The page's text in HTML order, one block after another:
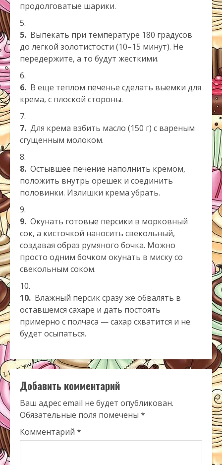
продолговатые шарики.
5. Выпекать при температуре 180 градусов
до легкой золотистости (10–15 минут). Не
передержите, а то будут жесткими.
6. В еще теплом печенье сделать выемки для
крема, с плоской стороны.
7. Для крема взбить масло (150 г) с вареным
сгущенным молоком.
8. Остывшее печение наполнить кремом,
положить внутрь орешек и соединить
половинки. Излишки крема убрать.
9. Окунать готовые персики в морковный
сок, а кисточкой наносить свекольный,
создавая образ румяного бочка. Можно
просто одним бочком окунать в миску со
свекольным соком.
10. Влажный персик сразу же обвалять в
оставшемся сахаре и дать постоять
примерно с полчаса — сахар схватится и не
будет осыпаться.
Добавить комментарий
Ваш адрес email не будет опубликован.
Обязательные поля помечены *
Комментарий *